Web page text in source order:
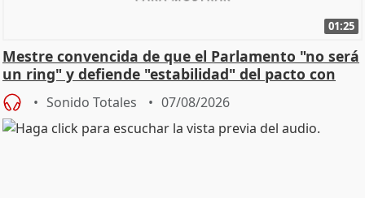
01:25
Mestre convencida de que el Parlamento "no será
un ring" y defiende "estabilidad" del pacto con
Vox
Sonido Totales 07/08/2026